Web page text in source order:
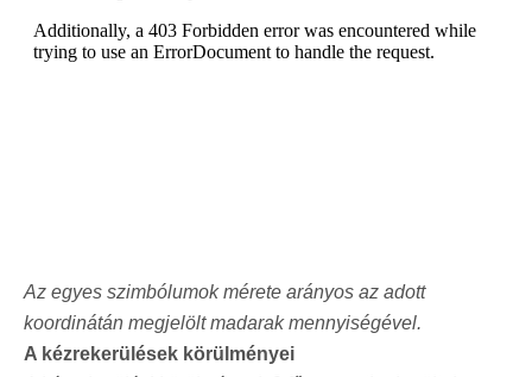
Az egyes szimbólumok mérete arányos az adott
koordinátán megjelölt madarak mennyiségével.
A kézrekerülések körülményei